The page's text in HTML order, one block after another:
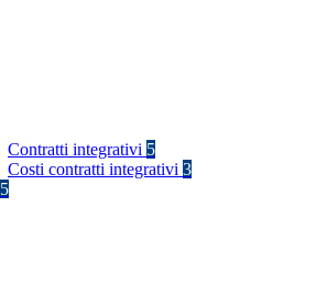
Contratti integrativi 5
Costi contratti integrativi 3
5